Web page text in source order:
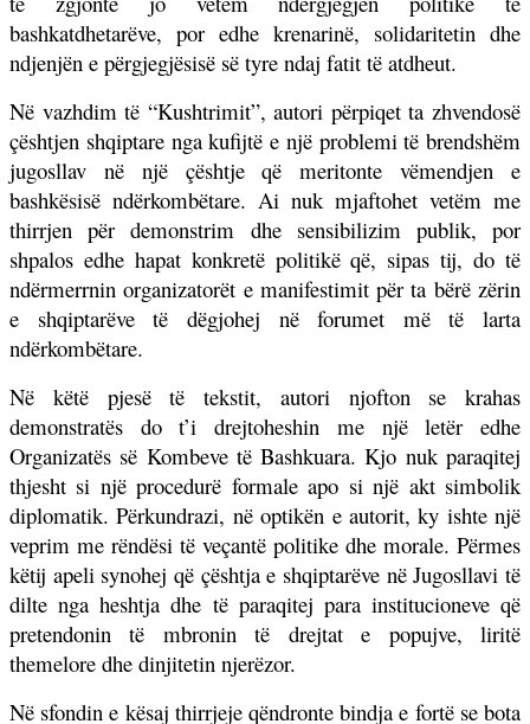
bashkatdhetarëve, por edhe krenarinë, solidaritetin dhe
ndjenjën e përgjegjësisë së tyre ndaj fatit të atdheut.
Në vazhdim të “Kushtrimit”, autori përpiqet ta zhvendosë
çështjen shqiptare nga kufijtë e një problemi të brendshëm
jugosllav në një çështje që meritonte vëmendjen e
bashkësisë ndërkombëtare. Ai nuk mjaftohet vetëm me
thirrjen për demonstrim dhe sensibilizim publik, por
shpalos edhe hapat konkretë politikë që, sipas tij, do të
ndërmerrnin organizatorët e manifestimit për ta bërë zërin
e shqiptarëve të dëgjohej në forumet më të larta
ndërkombëtare.
Në këtë pjesë të tekstit, autori njofton se krahas
demonstratës do t’i drejtoheshin me një letër edhe
Organizatës së Kombeve të Bashkuara. Kjo nuk paraqitej
thjesht si një procedurë formale apo si një akt simbolik
diplomatik. Përkundrazi, në optikën e autorit, ky ishte një
veprim me rëndësi të veçantë politike dhe morale. Përmes
këtij apeli synohej që çështja e shqiptarëve në Jugosllavi të
dilte nga heshtja dhe të paraqitej para institucioneve që
pretendonin të mbronin të drejtat e popujve, liritë
themelore dhe dinjitetin njerëzor.
Në sfondin e kësaj thirrjeje qëndrontebindja e fortë se bota